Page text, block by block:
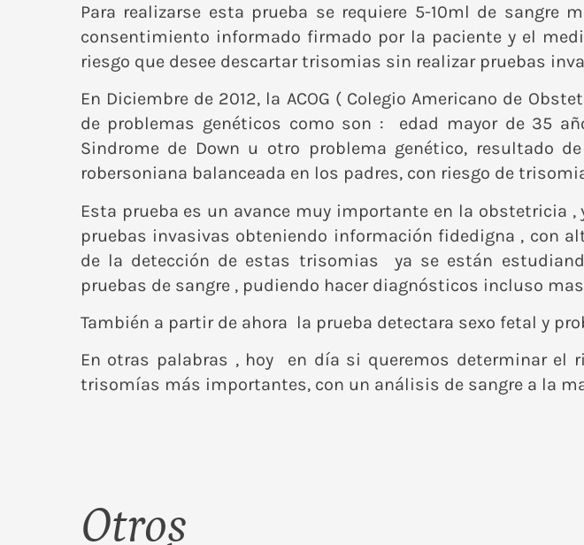
Para realizarse esta prueba se requiere 5-10ml de sangre
consentimiento informado firmado por la paciente y el
riesgo que desee descartar trisomias sin realizar pruebas
En Diciembre de 2012, la ACOG ( Colegio Americano de
de problemas genéticos como son : edad mayor de 35
Sindrome de Down u otro problema genético, resultado
robersoniana balanceada en los padres, con riesgo de trisomia
Esta prueba es un avance muy importante en la obstetricia
pruebas invasivas obteniendo información fidedigna , con
de la detección de estas trisomias ya se están
pruebas de sangre , pudiendo hacer diagnósticos incluso
También a partir de ahora la prueba detectara sexo fetal y
En otras palabras , hoy en día si queremos determinar el
trisomías más importantes, con un análisis de sangre a la
Otros